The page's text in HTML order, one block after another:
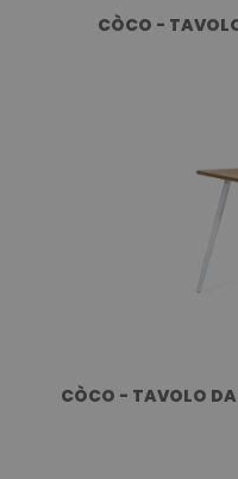
CÒCO -
CÒCO - TAVOLO